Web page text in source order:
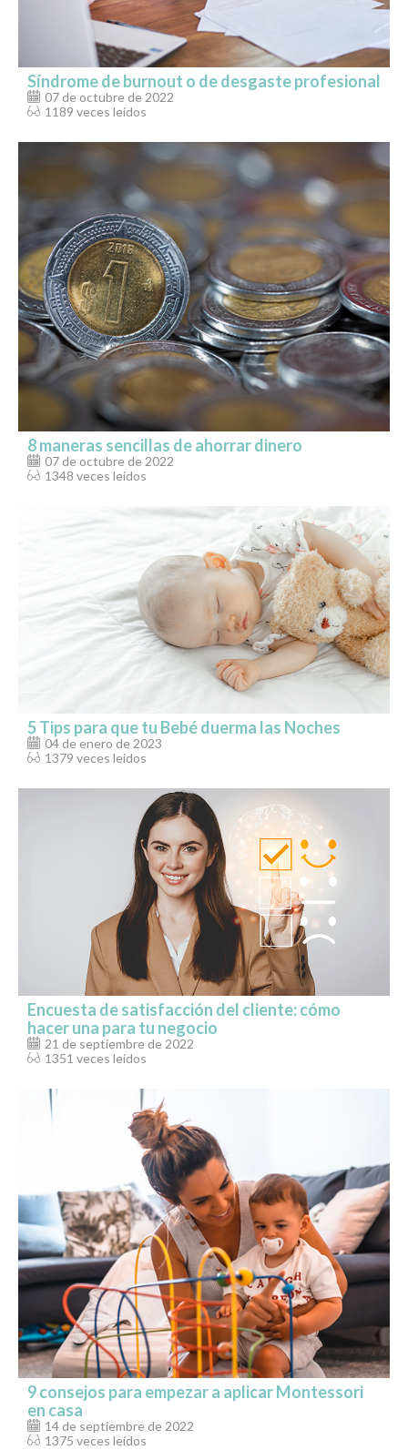
Síndrome de burnout o de desgaste profesional
07 de octubre de 2022
1189 veces leídos
8 maneras sencillas de ahorrar dinero
07 de octubre de 2022
1348 veces leídos
5 Tips para que tu Bebé duerma las Noches
04 de enero de 2023
1379 veces leídos
Encuesta de satisfacción del cliente: cómo
hacer una para tu negocio
21 de septiembre de 2022
1351 veces leídos
9 consejos para empezar a aplicar Montessori
en casa
14 de septiembre de 2022
1375 veces leídos